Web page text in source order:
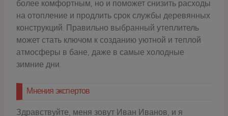
более комфортным, но и поможет снизить расходы
на отопление и продлить срок службы деревянных
конструкций. Правильно выбранный утеплитель
может стать ключом к созданию уютной и теплой
атмосферы в бане, даже в самые холодные
зимние дни.
Мнения экспертов
Здравствуйте, меня зовут Иван Иванов, и я